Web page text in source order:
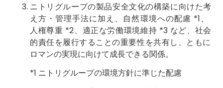
ニトリグループの製品安全文化の構築に向けた考
え方・管理手法に加 え 、自然環境への配慮 *1、
人権尊重 *2、適正な労働環境維持 *3 など、社会
的責任を履行するこ との重要性を共有し、ともに
ロマンの実現に向けて成長でき る関係。
*1 ニトリグループの環境方針に準じた配慮